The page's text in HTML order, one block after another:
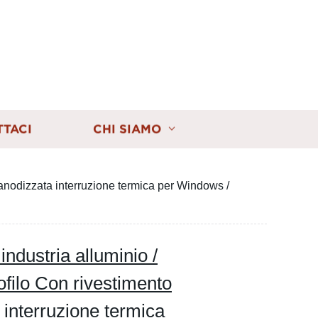
CHI SIAMO
interruzione termica per Windows /
alluminio /
Con rivestimento
termica